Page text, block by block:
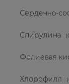
Сердечно-
Спирулина
Фолиевая
Хлорофилл